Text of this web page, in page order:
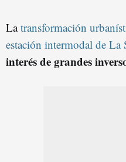
Latransformación
estación intermodal de La
interés de grandes